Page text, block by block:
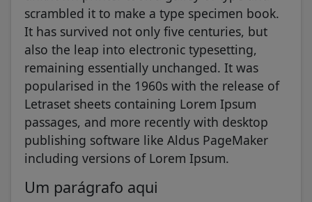
scrambled it to make a type specimen book.
It has survived not only five centuries, but
also the leap into electronic typesetting,
remaining essentially unchanged. It was
popularised in the 1960s with the release of
Letraset sheets containing Lorem Ipsum
passages, and more recently with desktop
publishing software like Aldus PageMaker
including versions of Lorem Ipsum.
Um parágrafo aqui